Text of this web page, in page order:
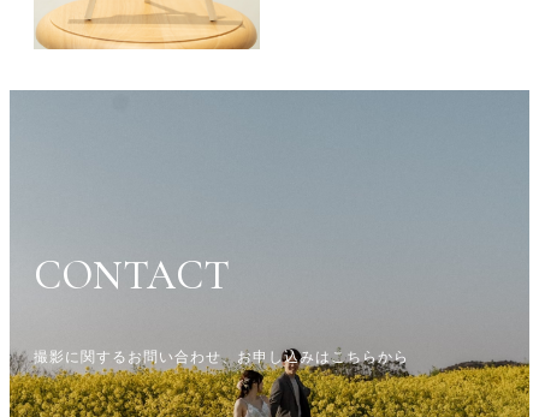
CONTACT
撮影に関するお問い合わせ、 お申し込みはこちらから